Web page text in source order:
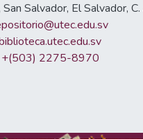
Salvador, El Salvador, C.
+(503) 2275-8970